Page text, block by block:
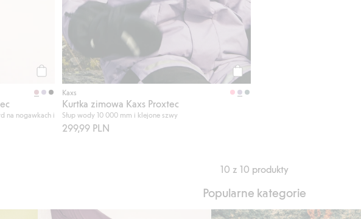
na nogawkach i
Kup
Kaxs
Kurtka zimowa Kaxs Proxtec
Słup wody 10 000 mm i klejone szwy
299,99 PLN
10 z 10 produkty
Popularne kategorie